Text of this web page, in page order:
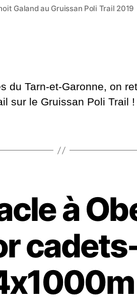
Galand au Gruissan Poli Trail 2019
du Tarn-et-Garonne, on
sur le Gruissan Poli Trail !
à